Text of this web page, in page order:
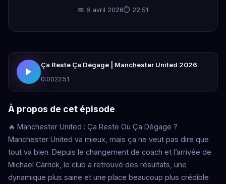
📅 6 avril 2026⏱ 22:51
Ça Reste Ça Dégage | Manchester United 2026
0:0022:51
À propos de cet épisode
🔥 Manchester United : Ça Reste Ou Ça Dégage ?
Manchester United va mieux, mais ça ne veut pas dire que
tout va bien. Depuis le changement de coach et l’arrivée de
Michael Carrick, le club a retrouvé des résultats, une
dynamique plus saine et une place beaucoup plus crédible